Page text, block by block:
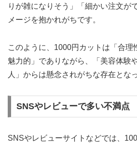
りが雑になりそう」「細かい注文が
メージを抱かれがちです。
このように、1000円カットは「合理
魅力的」でありながら、「美容体験
人」からは懸念されがちな存在とな
SNSやレビューで多い不満点
SNSやレビューサイトなどでは、